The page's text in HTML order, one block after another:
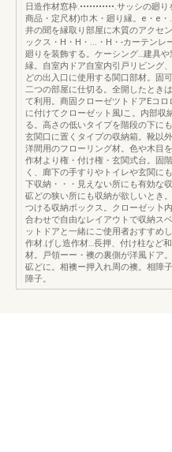
日造作材窓枠.•••••••••••.サッシの廻
商品・定尺材)巾木・廻り縁。e・e・
井の聞を縁取り部屋に木質のアクセ
ックス・H・H・...・H・-カーテンレ
廻りを装飾する。ケーシング…建具
縁。自室内ドア自室内引戸リビング
どの出入口に使用する関口部材。固
二つの部屋に仕切る。全開したとき
て利用。商固クローゼツトドアEコ
に付けてクローゼット風lこ。内部収
る。高さの低いタイプを階段の下に
玄関口に置くタイプの収納箱。靴以
洋間用のフローリング材。色や木目
作材より権・付け権・玄関式台。固
く、廊下の手すりやトイレや玄関に
下収納・・・見えない所にも有効な
砿どの狭い所にも収納が欲しいとき
つける収納ボックス。クローゼッ卜
合わせで自由なレイアウトで収納ス
ットドアと一緒にご使用者おすすめ
作材.げし造作材…長押、付け柱など
材。戸領ーー・襖の裏側が洋風ドア
砿どに。相襖ー押入れ周の襖。相障
障子。